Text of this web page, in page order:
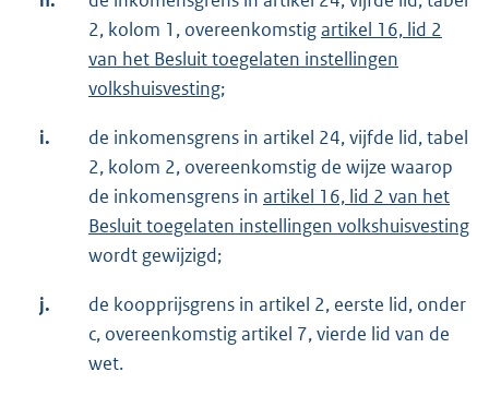
2, kolom 1, overeenkomstigartikel 16, lid 2
van het Besluit toegelaten instellingen
volkshuisvesting;
i.
de inkomensgrens in artikel 24, vijfde lid, tabel
2, kolom 2, overeenkomstig de wijze waarop
de inkomensgrens in artikel 16, lid 2 van het
Besluit toegelaten instellingen volkshuisvesting
wordt gewijzigd;
j.
de koopprijsgrens in artikel 2, eerste lid, onder
c, overeenkomstig artikel 7, vierde lid van de
wet.